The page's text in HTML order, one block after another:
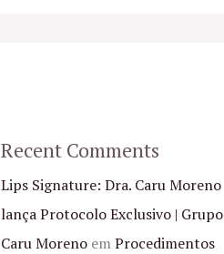
Recent Comments
Lips Signature: Dra. Caru Moreno
lança Protocolo Exclusivo | Grupo
Caru Moreno emProcedimentos